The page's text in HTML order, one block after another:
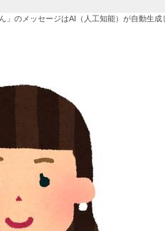
」のメッセージはAI（人工知能）が自動生